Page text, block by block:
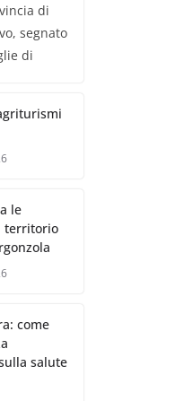
di
segnato
di
le
territorio
come
salute